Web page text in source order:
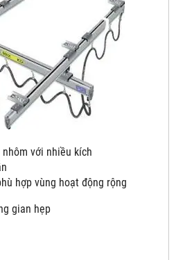
nhôm với nhiều kích
đường dẫn
hợp vùng hoạt động rộng
gian hẹp